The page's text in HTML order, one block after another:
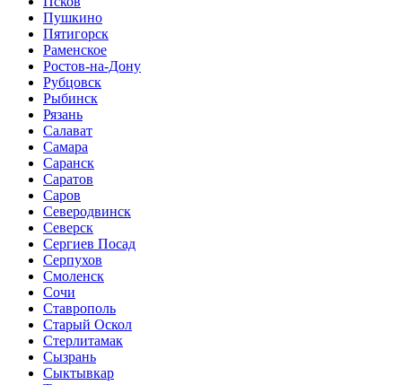
Пушкино
Пятигорск
Раменское
Ростов-на-Дону
Рубцовск
Рыбинск
Рязань
Салават
Самара
Саранск
Саратов
Саров
Северодвинск
Северск
Сергиев Посад
Серпухов
Смоленск
Сочи
Ставрополь
Старый Оскол
Стерлитамак
Сызрань
Сыктывкар